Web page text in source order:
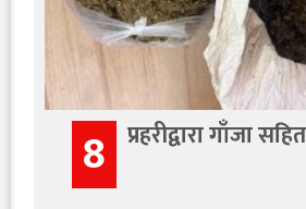
8 प्रहरीद्वारा गाँजा